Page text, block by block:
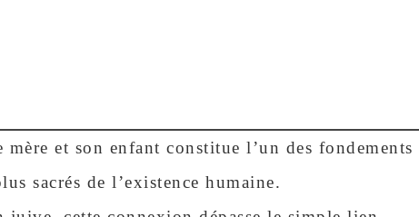
et son enfant constitue l’un des fondements
sacrés de l’existence humaine.